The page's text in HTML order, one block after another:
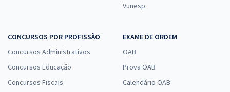
Vunesp
CONCURSOS POR PROFISSÃO
Concursos Administrativos
Concursos Educação
Concursos Fiscais
EXAME DE ORDEM
OAB
Prova OAB
Calendário OAB